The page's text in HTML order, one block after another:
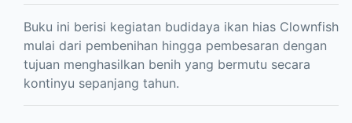
Buku ini berisi kegiatan budidaya ikan hias Clownfish
mulai dari pembenihan hingga pembesaran dengan
tujuan menghasilkan benih yang bermutu secara
kontinyu sepanjang tahun.